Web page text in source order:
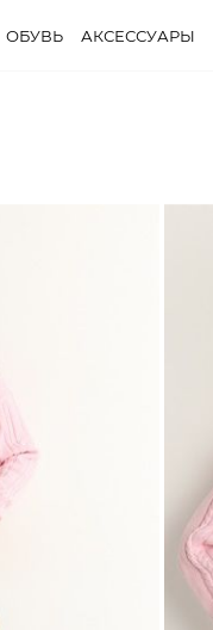
ОБУВЬ АКСЕССУАРЫ